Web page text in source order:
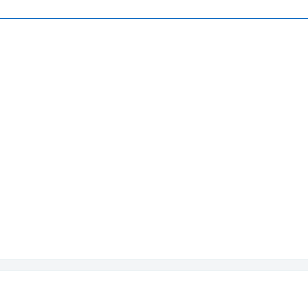
hảo giúp cho việc lữu trữ an toàn hơn. Được trang bị các
động tắt khi cửa đóng
để xuất dữ liệu dưới dạng PDF
lưu trữ liên tục và tự động (có thể lưu trữ đến 100.000 bộ dữ
bằng đèn LED, đảm bảo tầm nhìn cao bên trong tủ